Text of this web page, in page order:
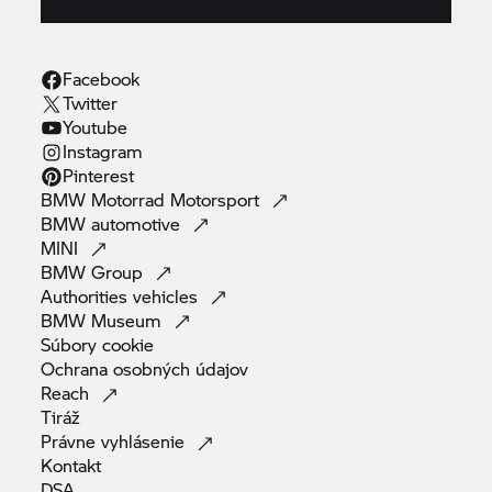
Facebook
Twitter
Youtube
Instagram
Pinterest
BMW Motorrad Motorsport
BMWautomotive
MINI
BMWGroup
Authoritiesvehicles
BMW Museum
Súborycookie
Ochrana osobných údajov
Reach
Tiráž
Právnevyhlásenie
Kontakt